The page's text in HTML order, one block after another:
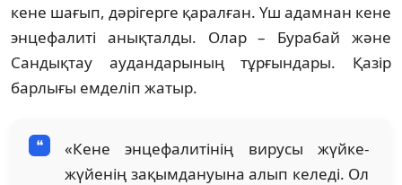
кене шағып, дәрігерге қаралған. Үш адамнан кене
энцефалиті анықталды. Олар – Бурабай және
Сандықтау аудандарының тұрғындары. Қазір
барлығы емделіп жатыр.
«Кене энцефалитінің вирусы жүйке-
жүйенің зақымдануына алып келеді. Ол